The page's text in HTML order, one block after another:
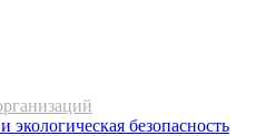
безопасность